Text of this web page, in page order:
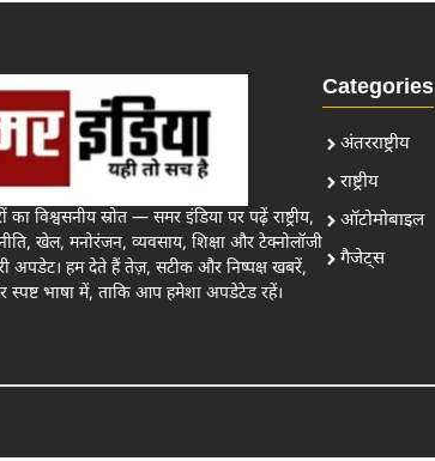
का विश्वसनीय स्रोत — समर इंडिया पर पढ़ें राष्ट्रीय,
खेल, मनोरंजन, व्यवसाय, शिक्षा और टेक्नोलॉजी
अपडेट। हम देते हैं तेज़, सटीक और निष्पक्ष खबरें,
भाषा में, ताकि आप हमेशा अपडेटेड रहें।
Categories
अंतरराष्ट्रीय
राष्ट्रीय
ऑटोमोबाइल
गैजेट्स